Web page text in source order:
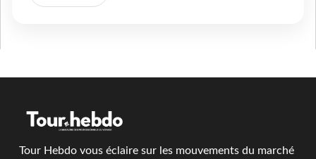
Tour Hebdo vous éclaire sur les mouvements du marché